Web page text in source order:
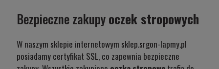
Bezpieczne zakupyoczek stropowych
W naszym sklepie internetowym sklep.srgon-lapmy.pl
posiadamy certyfikat SSL, co zapewnia bezpieczne